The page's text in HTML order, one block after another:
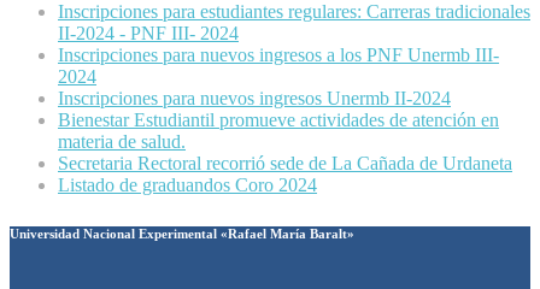
Inscripciones para estudiantes regulares: Carreras tradicionales
II-2024 - PNF III- 2024
Inscripciones para nuevos ingresos a los PNF Unermb III-
2024
Inscripciones para nuevos ingresos Unermb II-2024
Bienestar Estudiantil promueve actividades de atención en
materia de salud.
Secretaria Rectoral recorrió sede de La Cañada de Urdaneta
Listado de graduandos Coro 2024
Universidad Nacional Experimental «Rafael María Baralt»